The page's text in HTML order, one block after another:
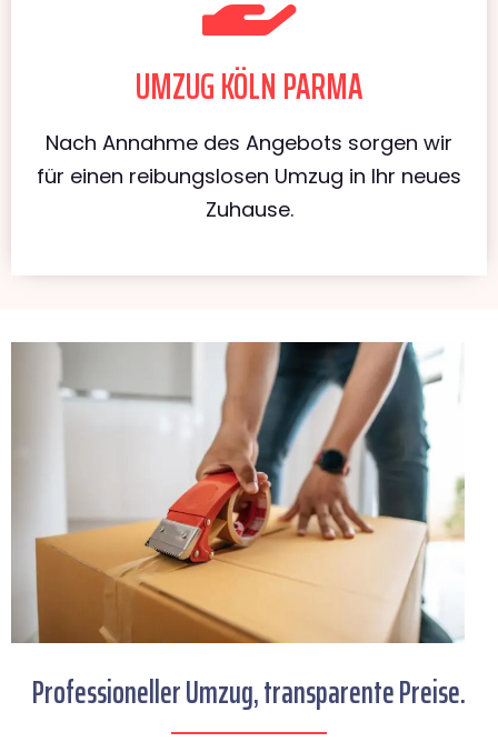
UMZUG KÖLN PARMA
Nach Annahme des Angebots sorgen wir
für einen reibungslosen Umzug in Ihr neues
Zuhause.
Professioneller Umzug, transparente Preise.